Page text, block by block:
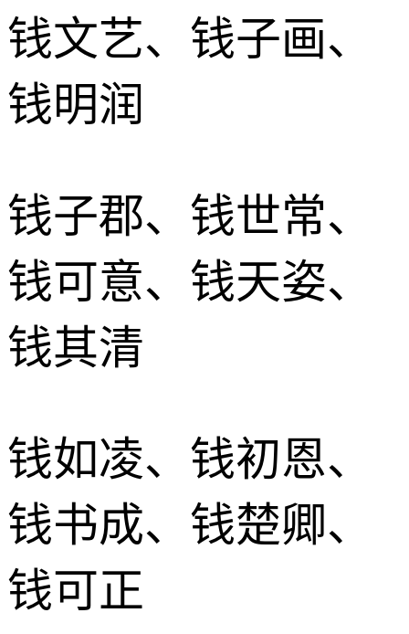
钱文艺、钱子画、
钱明润
钱子郡、钱世常、
钱可意、钱天姿、
钱其清
钱如凌、钱初恩、
钱书成、钱楚卿、
钱可正